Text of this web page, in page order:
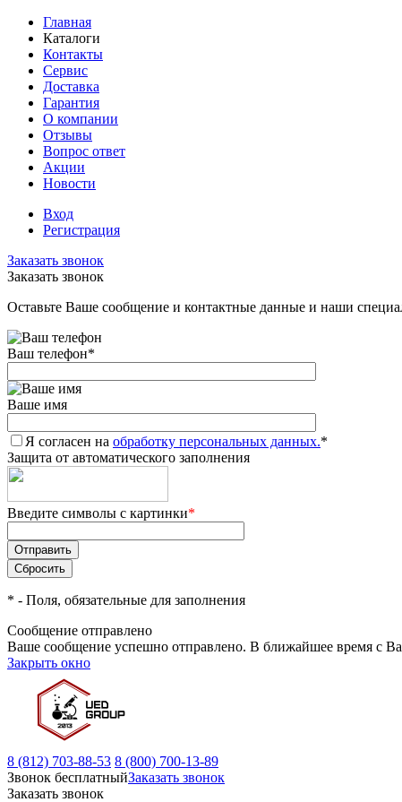
Главная
Каталоги
Контакты
Сервис
Доставка
Гарантия
О компании
Отзывы
Вопрос ответ
Акции
Новости
Вход
Регистрация
Заказать звонок
Заказать звонок
Оставьте Ваше сообщение и контактные данные и наши
Ваш телефон*
Ваше имя
Я согласен на обработку персональных данных.*
Защита от автоматического заполнения
Введите символы с картинки*
* - Поля, обязательные для заполнения
Сообщение отправлено
Ваше сообщение успешно отправлено. В ближайшее время с
Закрыть окно
8 (812) 703-88-53 8 (800) 700-13-89
Звонок бесплатныйЗаказать звонок
Заказать звонок